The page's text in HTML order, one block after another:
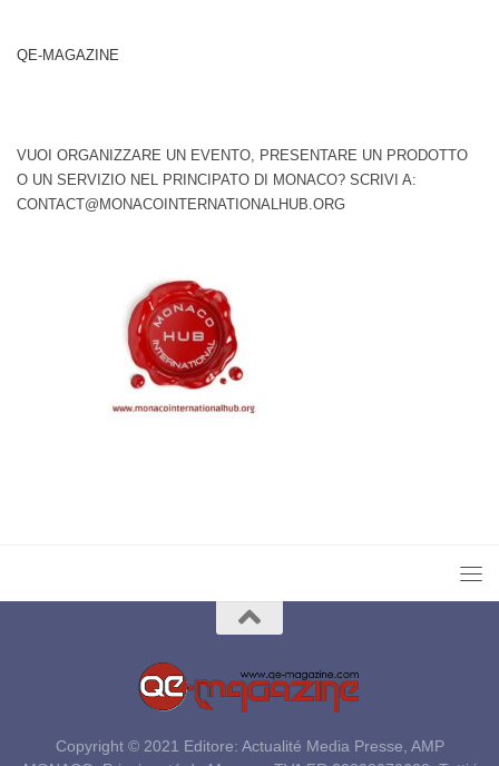
QE-MAGAZINE
VUOI ORGANIZZARE UN EVENTO, PRESENTARE UN PRODOTTO
O UN SERVIZIO NEL PRINCIPATO DI MONACO? SCRIVI A:
CONTACT@MONACOINTERNATIONALHUB.ORG
Copyright © 2021 Editore: Actualité Media Presse, AMP